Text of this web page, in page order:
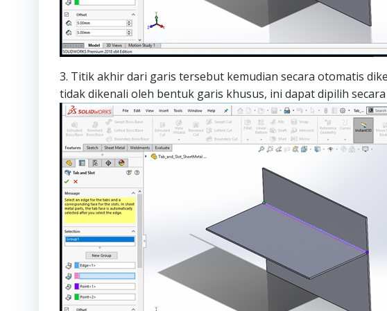
3. Titik akhir dari garis tersebut kemudian secara otomatis
tidak dikenali oleh bentuk garis khusus, ini dapat dipilih